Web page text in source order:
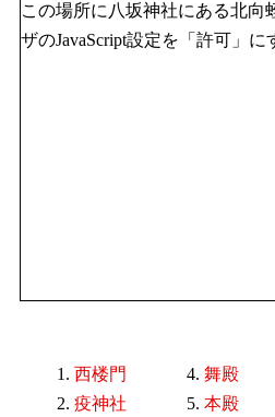
この場所に八坂神社にある北
ザのJavaScript設定を「許可」
西楼門
疫神社
舞殿
本殿